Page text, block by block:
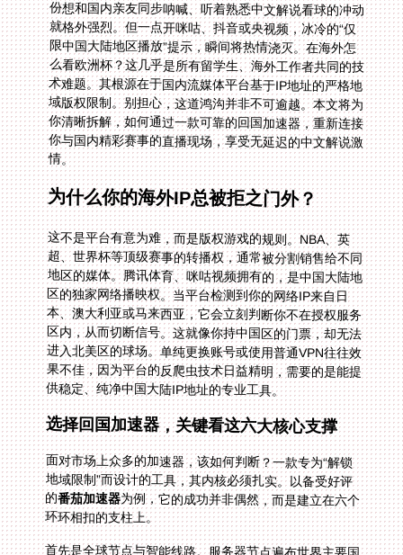
情。
为什么你的海外IP总被拒之门外？
这不是平台有意为难，而是版权游戏的规则。NBA、英
超、世界杯等顶级赛事的转播权，通常被分割销售给不同
地区的媒体。腾讯体育、咪咕视频拥有的，是中国大陆地
区的独家网络播映权。当平台检测到你的网络IP来自日
本、澳大利亚或马来西亚，它会立刻判断你不在授权服务
区内，从而切断信号。这就像你持中国区的门票，却无法
进入北美区的球场。单纯更换账号或使用普通VPN往往效
果不佳，因为平台的反爬虫技术日益精明，需要的是能提
供稳定、纯净中国大陆IP地址的专业工具。
选择回国加速器，关键看这六大核心支撑
面对市场上众多的加速器，该如何判断？一款专为“解锁
地域限制”而设计的工具，其内核必须扎实。以备受好评
的番茄加速器为例，它的成功并非偶然，而是建立在六个
环环相扣的支柱上。
首先是全球节点与智能线路。服务器节点遍布世界主要国
家，并能根据你的实时网络状况，智能推荐延迟最低、最